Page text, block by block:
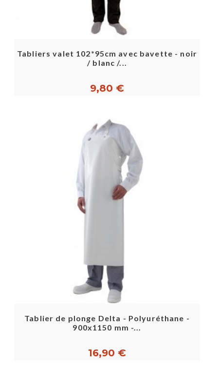
Tabliers valet 102*95cm avec bavette - noir
/ blanc /...
9,80 €
Tablier de plonge Delta - Polyuréthane -
900x1150 mm -...
16,90 €